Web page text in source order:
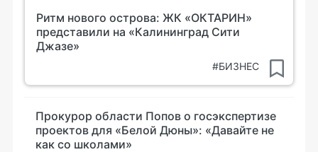
Ритм нового острова: ЖК «ОКТАРИН»
представили на «Калининград Сити
Джазе»
#БИЗНЕС
Прокурор области Попов о госэкспертизе
проектов для «Белой Дюны»: «Давайте не
как со школами»